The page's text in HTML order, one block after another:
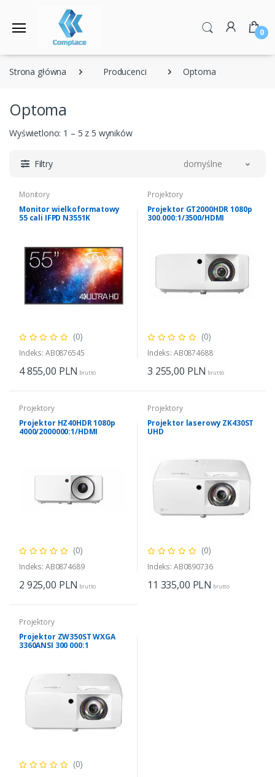
0
Strona główna Producenci Optoma
Optoma
Wyświetlono: 1 – 5 z 5 wyników
Filtry domyślne
Monitory
Monitor wielkoformatowy
55 cali IFPD N3551K
(0)
Indeks: AB0876545
4 855,00 PLN brutto
Projektory
Projektor GT2000HDR 1080p
300.000:1/3500/HDMI
(0)
Indeks: AB0874688
3 255,00 PLN brutto
Projektory
Projektor HZ40HDR 1080p
4000/2000000:1/HDMI
(0)
Indeks: AB0874689
2 925,00 PLN brutto
Projektory
Projektor laserowy ZK430ST
UHD
(0)
Indeks: AB0890736
11 335,00 PLN brutto
Projektory
Projektor ZW350ST WXGA
3360ANSI 300 000:1
(0)